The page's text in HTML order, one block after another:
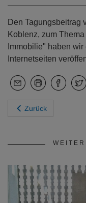
Den Tagungsbeitrag
Koblenz, zum
Immobilie" haben
Internetseiten
Zurück